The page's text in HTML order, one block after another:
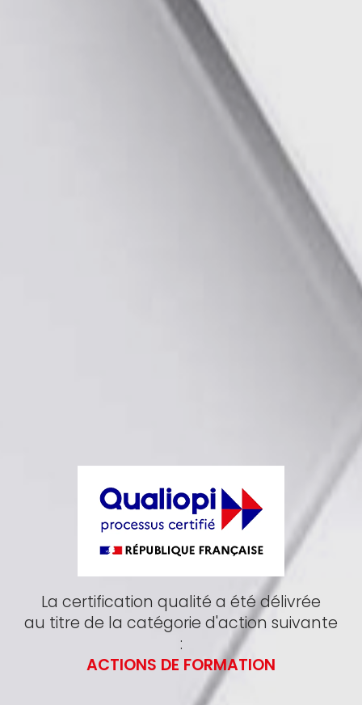
La certification qualité a été délivrée
au titre de la catégorie d'action suivante
:
ACTIONS DE FORMATION